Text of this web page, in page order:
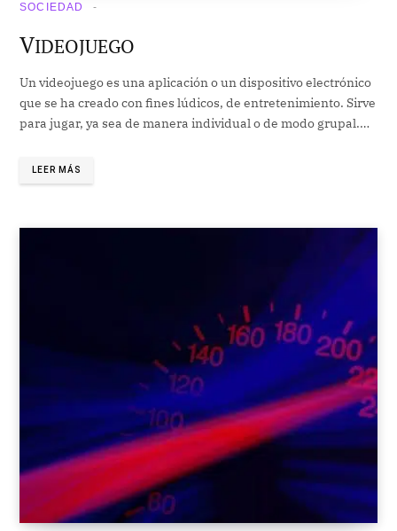
SOCIEDAD
VIDEOJUEGO
Un videojuego es una aplicación o un dispositivo electrónico
que se ha creado con fines lúdicos, de entretenimiento. Sirve
para jugar, ya sea de manera individual o de modo grupal.…
LEER MÁS